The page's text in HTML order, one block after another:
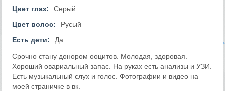
Цвет глаз:
Серый
Цвет волос:
Русый
Есть дети:
Да
Срочно стану донором ооцитов. Молодая, здоровая.
Хороший овариальный запас. На руках есть анализы и УЗИ.
Есть музыкальный слух и голос. Фотографии и видео на
моей страничке в вк.